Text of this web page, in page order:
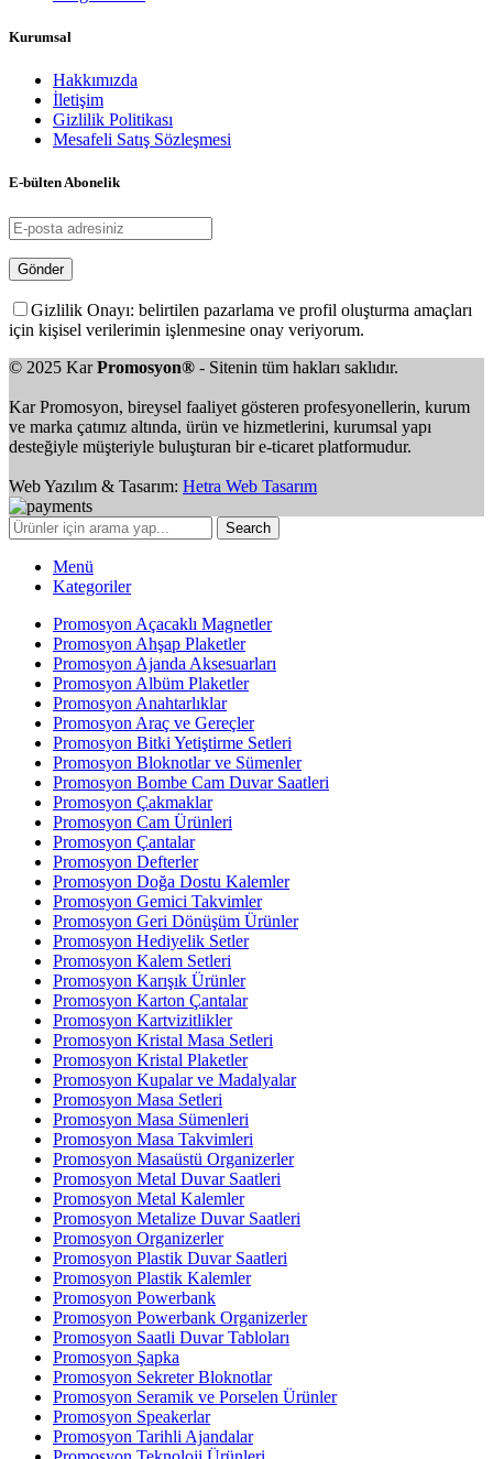
Kurumsal
Hakkımızda
İletişim
Gizlilik Politikası
Mesafeli Satış Sözleşmesi
E-bülten Abonelik
Gizlilik Onayı: belirtilen pazarlama ve profil oluşturma amaçları
için kişisel verilerimin işlenmesine onay veriyorum.
© 2025 KarPromosyon® - Sitenin tüm hakları saklıdır.
Kar Promosyon, bireysel faaliyet gösteren profesyonellerin, kurum
ve marka çatımız altında, ürün ve hizmetlerini, kurumsal yapı
desteğiyle müşteriyle buluşturan bir e-ticaret platformudur.
Web Yazılım & Tasarım: Hetra Web Tasarım
Search
Menü
Kategoriler
Promosyon Açacaklı Magnetler
Promosyon Ahşap Plaketler
Promosyon Ajanda Aksesuarları
Promosyon Albüm Plaketler
Promosyon Anahtarlıklar
Promosyon Araç ve Gereçler
Promosyon Bitki Yetiştirme Setleri
Promosyon Bloknotlar ve Sümenler
Promosyon Bombe Cam Duvar Saatleri
Promosyon Çakmaklar
Promosyon Cam Ürünleri
Promosyon Çantalar
Promosyon Defterler
Promosyon Doğa Dostu Kalemler
Promosyon Gemici Takvimler
Promosyon Geri Dönüşüm Ürünler
Promosyon Hediyelik Setler
Promosyon Kalem Setleri
Promosyon Karışık Ürünler
Promosyon Karton Çantalar
Promosyon Kartvizitlikler
Promosyon Kristal Masa Setleri
Promosyon Kristal Plaketler
Promosyon Kupalar ve Madalyalar
Promosyon Masa Setleri
Promosyon Masa Sümenleri
Promosyon Masa Takvimleri
Promosyon Masaüstü Organizerler
Promosyon Metal Duvar Saatleri
Promosyon Metal Kalemler
Promosyon Metalize Duvar Saatleri
Promosyon Organizerler
Promosyon Plastik Duvar Saatleri
Promosyon Plastik Kalemler
Promosyon Powerbank
Promosyon Powerbank Organizerler
Promosyon Saatli Duvar Tabloları
Promosyon Şapka
Promosyon Sekreter Bloknotlar
Promosyon Seramik ve Porselen Ürünler
Promosyon Speakerlar
Promosyon Tarihli Ajandalar